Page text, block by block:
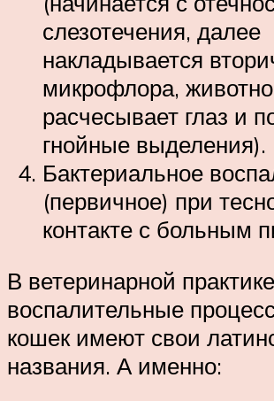
слезотечения, далее
накладывается
микрофлора,
расчесывает глаз и
гнойные выделения).
Бактериальное
(первичное) при
контакте с больным
В ветеринарной практике
воспалительные
кошек имеют свои
названия. А именно: